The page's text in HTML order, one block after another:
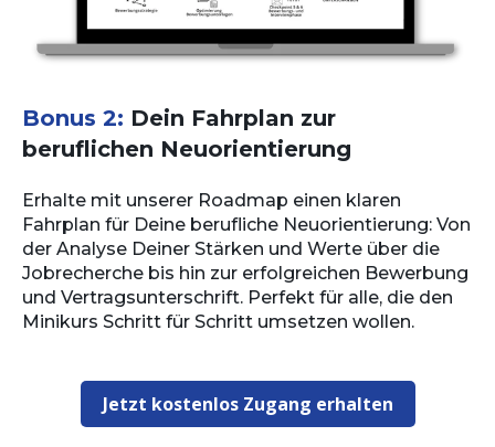
Bonus 2: Dein Fahrplan zur
beruflichen Neuorientierung
Erhalte mit unserer Roadmap einen klaren
Fahrplan für Deine berufliche Neuorientierung: Von
der Analyse Deiner Stärken und Werte über die
Jobrecherche bis hin zur erfolgreichen Bewerbung
und Vertragsunterschrift. Perfekt für alle, die den
Minikurs Schritt für Schritt umsetzen wollen.
Jetzt kostenlos Zugang erhalten